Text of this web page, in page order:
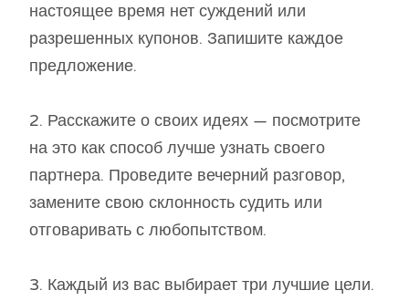
настоящее время нет суждений или
разрешенных купонов. Запишите каждое
предложение.
2. Расскажите о своих идеях — посмотрите
на это как способ лучше узнать своего
партнера. Проведите вечерний разговор,
замените свою склонность судить или
отговаривать с любопытством.
3. Каждый из вас выбирает три лучшие цели.